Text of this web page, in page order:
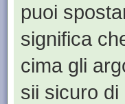
puoi
significa
cima gli
sii sicuro